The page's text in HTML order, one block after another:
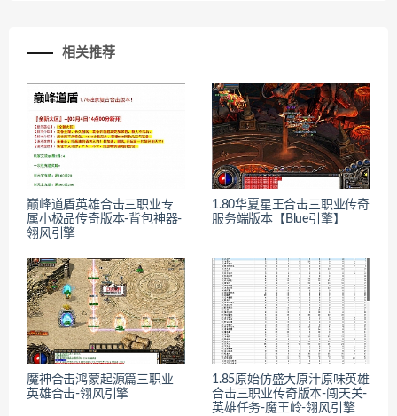
相关推荐
巅峰道盾英雄合击三职业专
属小极品传奇版本-背包神器-
翎风引擎
1.80华夏星王合击三职业传奇
服务端版本【Blue引擎】
魔神合击鸿蒙起源篇三职业
英雄合击-翎风引擎
1.85原始仿盛大原汁原味英雄
合击三职业传奇版本-闯天关-
英雄任务-魔王岭-翎风引擎